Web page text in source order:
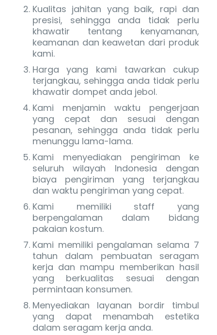
Kualitas jahitan yang baik, rapi dan
presisi, sehingga anda tidak perlu
khawatir tentang kenyamanan,
keamanan dan keawetan dari produk
kami.
Harga yang kami tawarkan cukup
terjangkau, sehingga anda tidak perlu
khawatir dompet anda jebol.
Kami menjamin waktu pengerjaan
yang cepat dan sesuai dengan
pesanan, sehingga anda tidak perlu
menunggu lama-lama.
Kami menyediakan pengiriman ke
seluruh wilayah Indonesia dengan
biaya pengiriman yang terjangkau
dan waktu pengiriman yang cepat.
Kami memiliki staff yang
berpengalaman dalam bidang
pakaian kostum.
Kami memiliki pengalaman selama 7
tahun dalam pembuatan seragam
kerja dan mampu memberikan hasil
yang berkualitas sesuai dengan
permintaan konsumen.
Menyediakan layanan bordir timbul
yang dapat menambah estetika
dalam seragam kerja anda.